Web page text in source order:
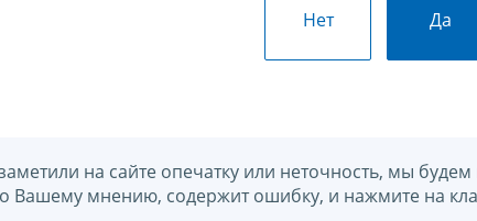
Нет Да
на сайте опечатку или неточность, мы
Вашему мнению, содержит ошибку, и нажмите на